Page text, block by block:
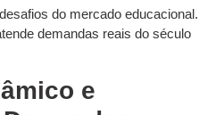
do mercado educacional.
demandas reais do século
e